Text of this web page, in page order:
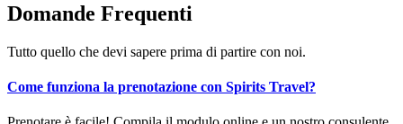
Domande Frequenti
Tutto quello che devi sapere prima di partire con noi.
Come funziona la prenotazione con Spirits Travel?